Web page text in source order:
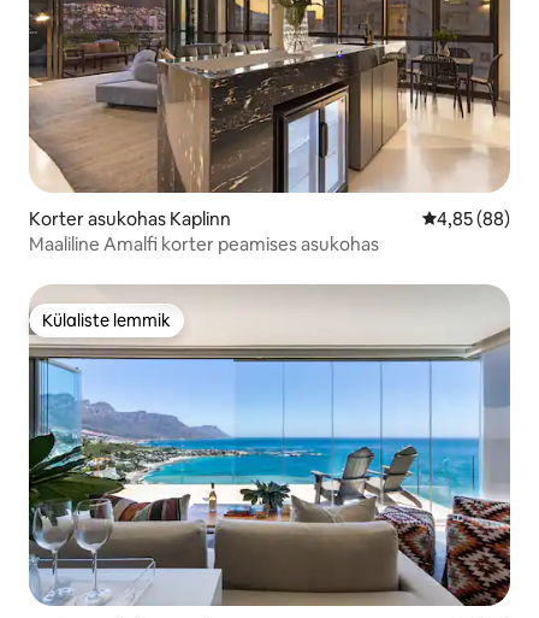
Korter asukohas Kaplinn Keskmine
4,85 (88)
Maaliline Amalfi korter peamises asukohas
Külaliste lemmik
Külaliste lemmik